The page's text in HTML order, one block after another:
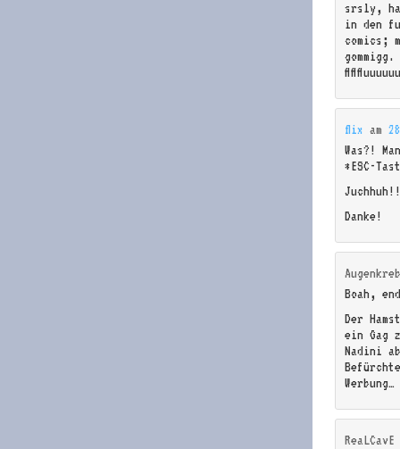
srsly,
in den
comics;
gommigg.
flix am
Was?!
*ESC-
Danke!
Boah,
Der
ein Gag
Nadini
Werbung…
ReaLCavE